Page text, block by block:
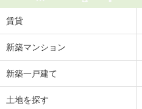
賃貸
新築マンション
新築一戸建て
土地を探す